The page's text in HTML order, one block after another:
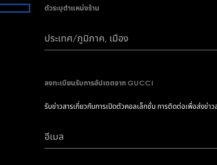
ตัวระบุตำแหน่งร้าน
ประเทศ/ภูมิภาค, เมือง
ลงทะเบียนรับการอัปเดตจาก GUCCI
รับข่าวสารเกี่ยวกับการเปิดตัวคอลเล็กชั่น การติดต่อเพื่อส่งข่า
อีเมล